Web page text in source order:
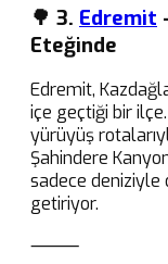
🌳 3. Edremit
Eteğinde
Edremit,
içe geçtiği bir
yürüyüş
Şahindere
sadece deniziyle
getiriyor.
⸻